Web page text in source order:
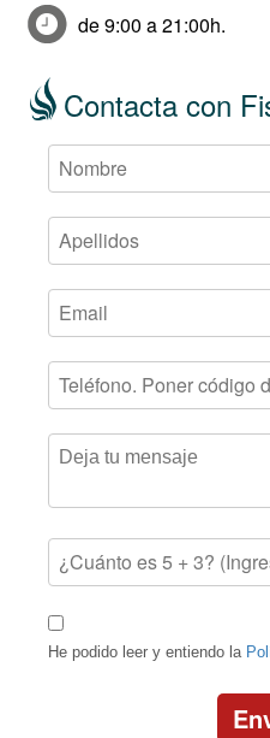
de 9:00 a 21:00h.
Contacta con
He podido leer y entiendo la